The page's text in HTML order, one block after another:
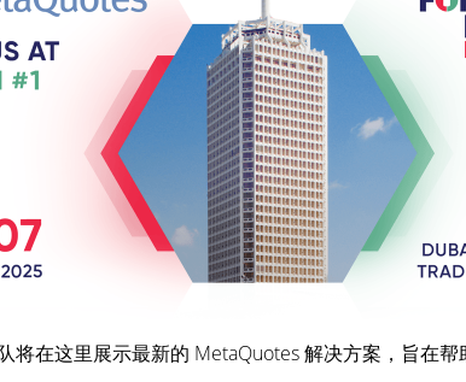
将在这里展示最新的 MetaQuotes 解决方案，旨在帮